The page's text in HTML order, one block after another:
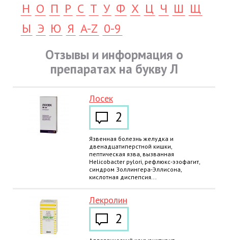
Н О П Р С Т У Ф Х Ц Ч Ш Щ
Ы Э Ю Я A-Z 0-9
Отзывы и информация о
препаратах на букву Л
Лосек
2
Язвенная болезнь желудка и
двенадцатиперстной кишки,
пептическая язва, вызванная
Helicobacter pylori, рефлюкс-эзофагит,
синдром Золлингера-Эллисона,
кислотная диспепсия...
Лекролин
2